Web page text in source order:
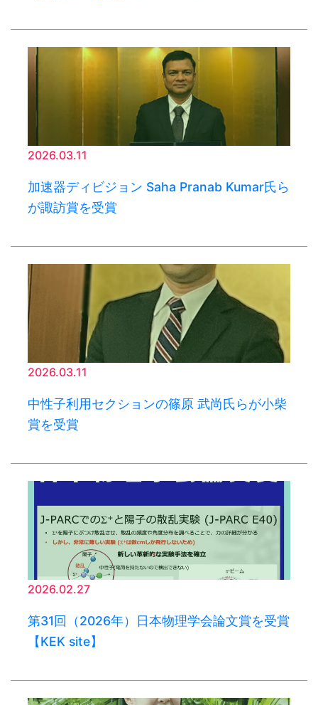
2026.03.11
加速器ディビジョン Saha Pranab Kumar氏ら
が諏訪賞を受賞
2026.03.11
中性子利用セクションの篠原 武尚氏らが小柴
賞を受賞
2026.02.27
第31回（2026年）日本物理学会論文賞を受賞
【KEK site】